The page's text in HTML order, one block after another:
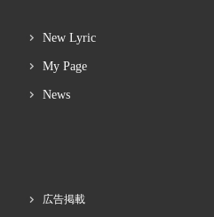
New Lyric
My Page
News
広告掲載